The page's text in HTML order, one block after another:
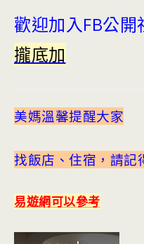
歡迎加入FB公開
攏底加
美媽溫馨提醒大家
找飯店、住宿，請記
易遊網可以參考